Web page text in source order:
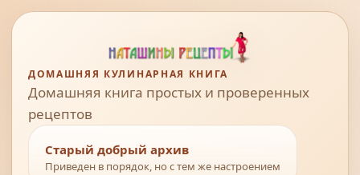
ДОМАШНЯЯ КУЛИНАРНАЯ КНИГА
Домашняя книга простых и проверенных
рецептов
Старый добрый архив
Приведен в порядок, но с тем же настроением